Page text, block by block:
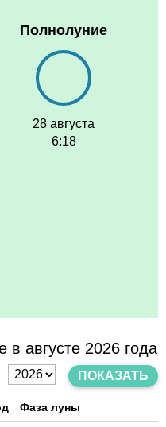
Полнолуние
28 августа
6:18
августе 2026 года
ПОКАЗАТЬ
Фаза луны